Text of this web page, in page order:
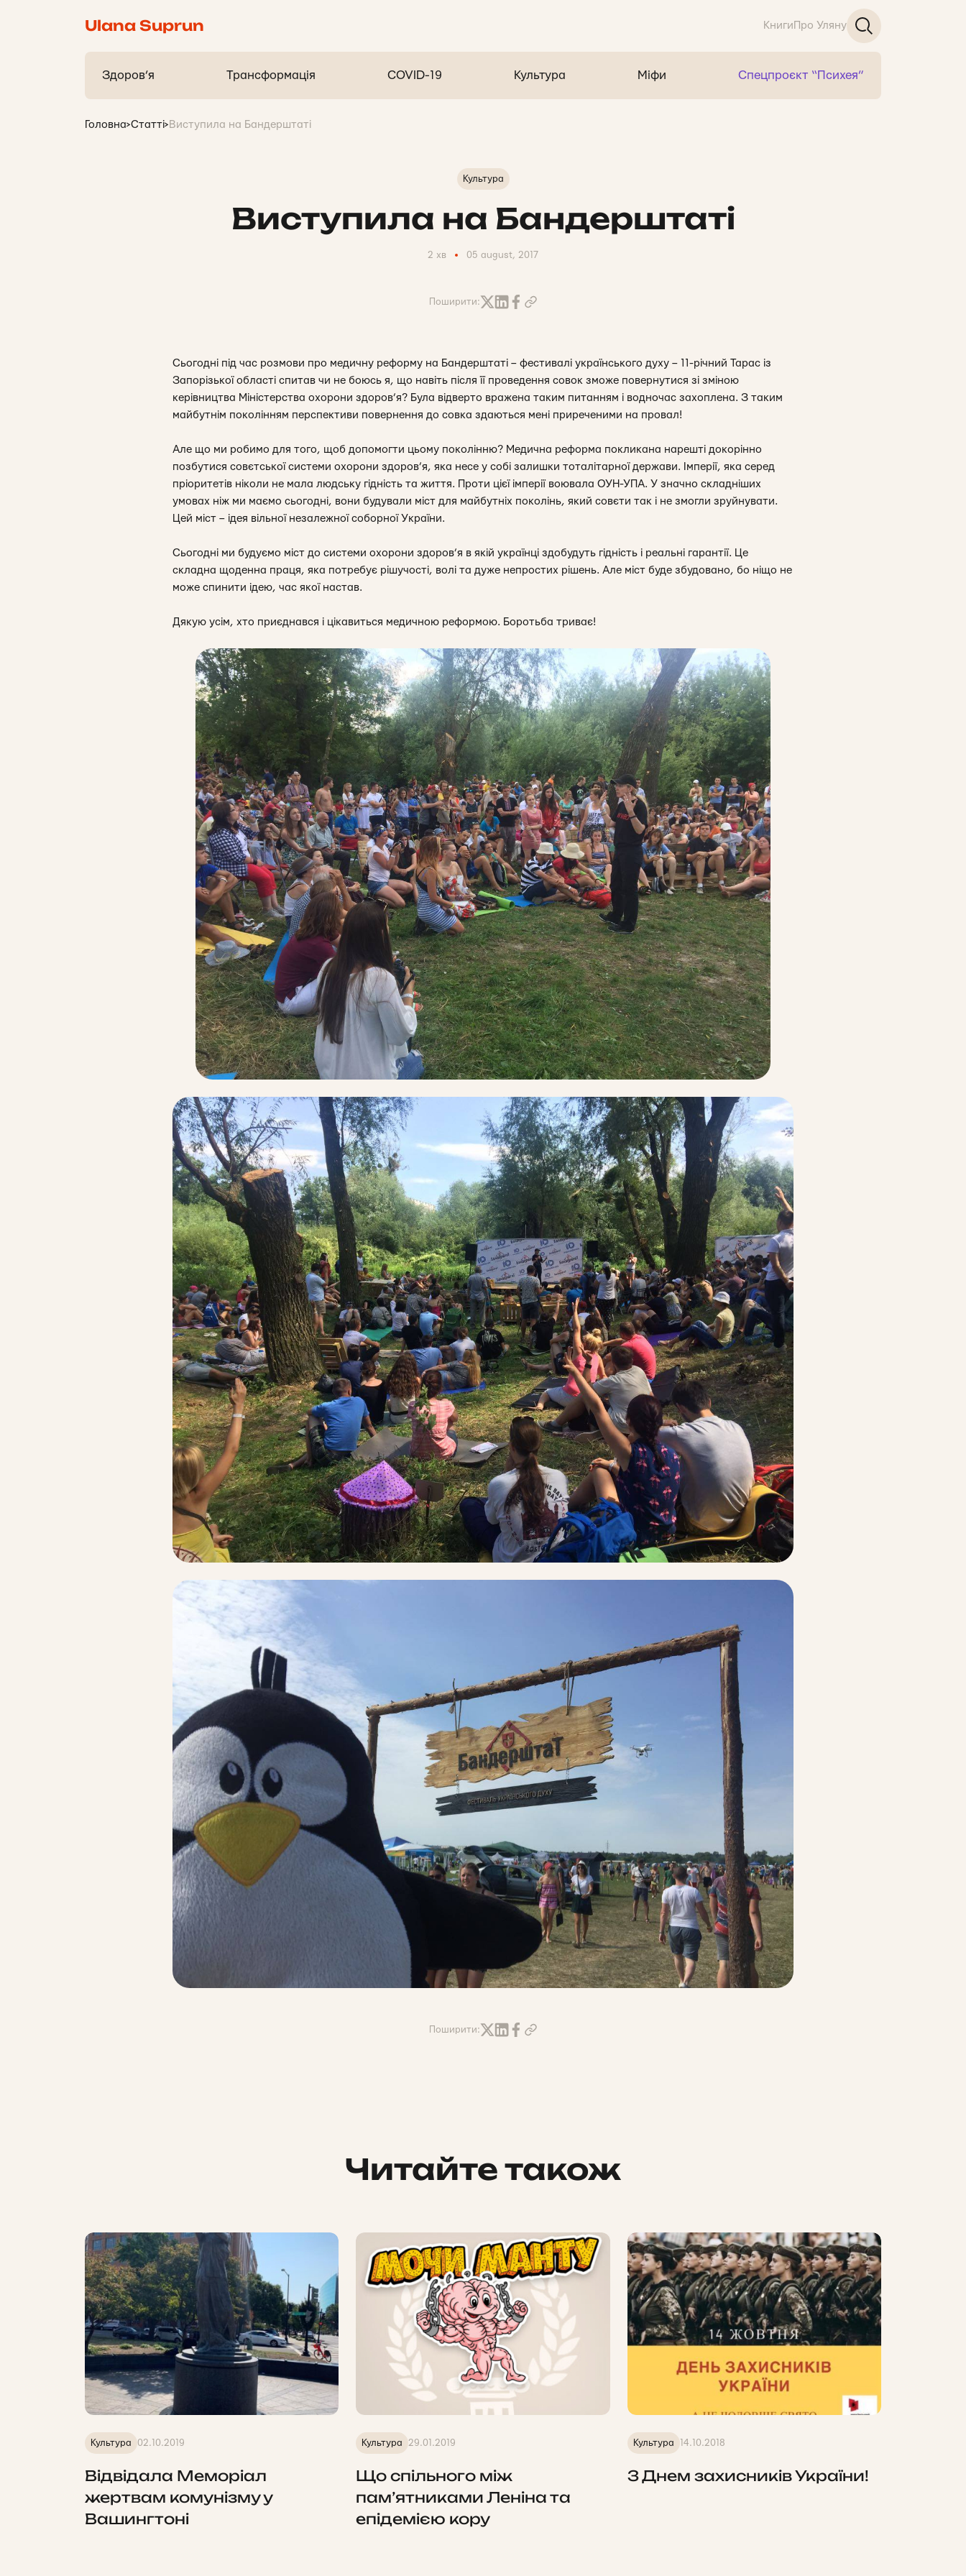
Ulana Suprun Книги Про Уляну
Здоров’я Трансформація COVID-19 Культура Міфи Спецпроєкт “Психея”
Головна>Статті> Виступила на Бандерштаті
Культура
Виступила на Бандерштаті
2 хв 05 august, 2017
Поширити:
Сьогодні під час розмови про медичну реформу на Бандерштаті – фестивалі українського духу – 11-річний Тарас із
Запорізької області спитав чи не боюсь я, що навіть після її проведення совок зможе повернутися зі зміною
керівництва Міністерства охорони здоров’я? Була відверто вражена таким питанням і водночас захоплена. З таким
майбутнім поколінням перспективи повернення до совка здаються мені приреченими на провал!
Але що ми робимо для того, щоб допомогти цьому поколінню? Медична реформа покликана нарешті докорінно
позбутися совєтської системи охорони здоров’я, яка несе у собі залишки тоталітарної держави. Імперії, яка серед
пріоритетів ніколи не мала людську гідність та життя. Проти цієї імперії воювала ОУН-УПА. У значно складніших
умовах ніж ми маємо сьогодні, вони будували міст для майбутніх поколінь, який совєти так і не змогли зруйнувати.
Цей міст – ідея вільної незалежної соборної України.
Сьогодні ми будуємо міст до системи охорони здоров’я в якій українці здобудуть гідність і реальні гарантії. Це
складна щоденна праця, яка потребує рішучості, волі та дуже непростих рішень. Але міст буде збудовано, бо ніщо не
може спинити ідею, час якої настав.
Дякую усім, хто приєднався і цікавиться медичною реформою. Боротьба триває!
Поширити:
Читайте також
Культура 02.10.2019
Відвідала Меморіал
жертвам комунізму у
Вашингтоні
Культура 29.01.2019
Що спільного між
пам’ятниками Леніна та
епідемією кору
Культура 14.10.2018
З Днем захисників України!